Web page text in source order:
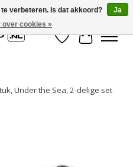
Verlanglijst
Under the Sea, 2-delige set
verbeteren. Is dat akkoord?
Ja
over cookies »